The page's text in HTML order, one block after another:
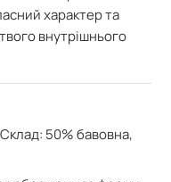
характер та
внутрішнього
клад: 50% бавовна,